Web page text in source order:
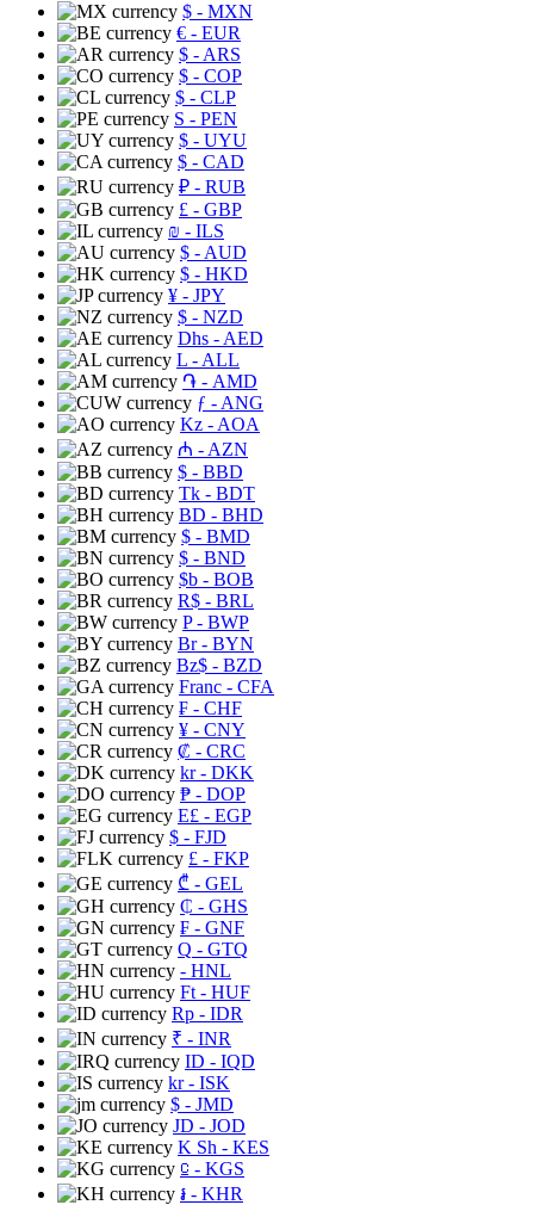
$ - MXN
€ - EUR
$ - ARS
$ - COP
$ - CLP
S - PEN
$ - UYU
$ - CAD
₽ - RUB
£ - GBP
₪ - ILS
$ - AUD
$ - HKD
¥ - JPY
$ - NZD
Dhs - AED
L - ALL
֏ - AMD
ƒ - ANG
Kz - AOA
₼ - AZN
$ - BBD
Tk - BDT
BD - BHD
$ - BMD
$ - BND
$b - BOB
R$ - BRL
P- BWP
Br- BYN
Bz$ - BZD
Franc - CFA
₣ - CHF
¥ - CNY
₡ - CRC
kr- DKK
₱ - DOP
E£ - EGP
$ - FJD
£ - FKP
₾ - GEL
₵ - GHS
₣ - GNF
Q - GTQ
- HNL
Ft - HUF
Rp - IDR
₹ - INR
ID - IQD
kr- ISK
$ - JMD
JD - JOD
K Sh - KES
⃀ - KGS
៛ - KHR